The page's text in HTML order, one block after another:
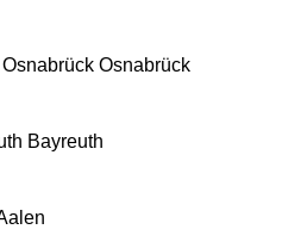
Osnabrück
Bayreuth